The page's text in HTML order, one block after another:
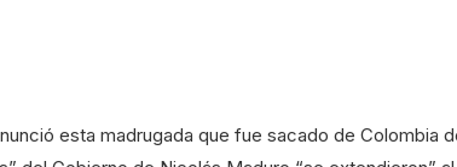
esta madrugada que fue sacado de Colombia